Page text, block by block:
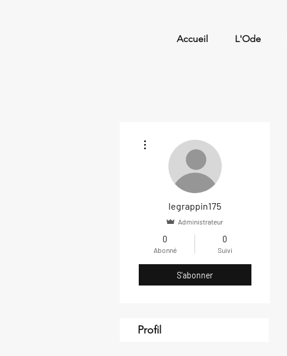
Accueil L'Ode
legrappin175
Administrateur
0
Abonné
0
Suivi
S'abonner
Profil